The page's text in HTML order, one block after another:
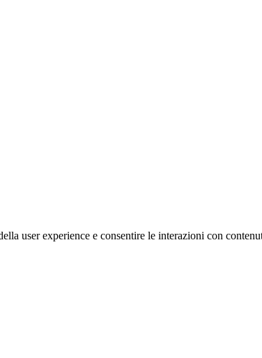
user experience e consentire le interazioni con